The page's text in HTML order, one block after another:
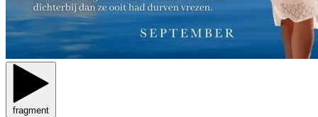
fragment